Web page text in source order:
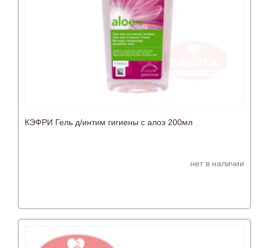
КЭФРИ Гель д/интим гигиены с алоэ 200мл
нет в наличии